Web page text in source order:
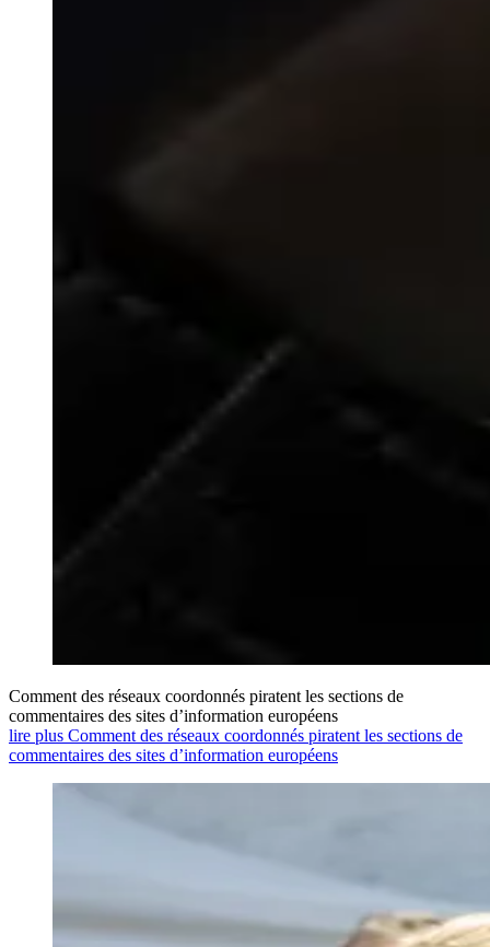
Comment des réseaux coordonnés piratent les sections de
commentaires des sites d’information européens
lire plus Comment des réseaux coordonnés piratent les sections de
commentaires des sites d’information européens